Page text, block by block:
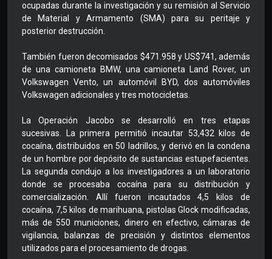
ocupadas durante la investigación y su remisión al Servicio
de Material y Armamento (SMA) para su peritaje y
posterior destrucción.
También fueron decomisados $471.958 y US$741, además
de una camioneta BMW, una camioneta Land Rover, un
Volkswagen Vento, un automóvil BYD, dos automóviles
Volkswagen adicionales y tres motocicletas.
La Operación Jacobo se desarrolló en tres etapas
sucesivas. La primera permitió incautar 53,432 kilos de
cocaína, distribuidos en 50 ladrillos, y derivó en la condena
de un hombre por depósito de sustancias estupefacientes.
La segunda condujo a los investigadores a un laboratorio
donde se procesaba cocaína para su distribución y
comercialización. Allí fueron incautados 4,5 kilos de
cocaína, 7,5 kilos de marihuana, pistolas Glock modificadas,
más de 550 municiones, dinero en efectivo, cámaras de
vigilancia, balanzas de precisión y distintos elementos
utilizados para el procesamiento de drogas.